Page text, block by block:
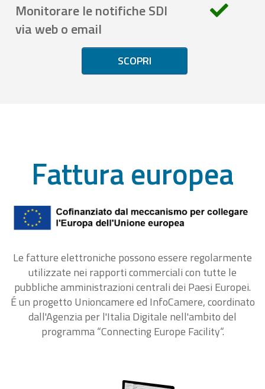
Monitorare le notifiche SDI
via web o email
SCOPRI
Fattura europea
Le fatture elettroniche possono essere regolarmente
utilizzate nei rapporti commerciali con tutte le
pubbliche amministrazioni centrali dei Paesi Europei.
É un progetto Unioncamere ed InfoCamere, coordinato
dall'Agenzia per l'Italia Digitale nell'ambito del
programma “Connecting Europe Facility“.